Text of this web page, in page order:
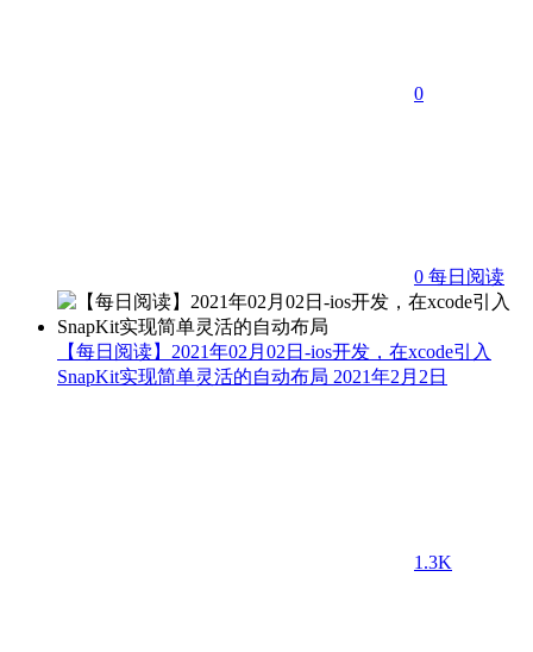
0
0 每日阅读
【每日阅读】2021年02月02日-ios开发，在xcode引入
SnapKit实现简单灵活的自动布局 2021年2月2日
1.3K